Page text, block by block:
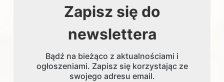
Zapisz się do
newslettera
Bądź na bieżąco z aktualnościami i
ogłoszeniami. Zapisz się korzystając ze
swojego adresu email.